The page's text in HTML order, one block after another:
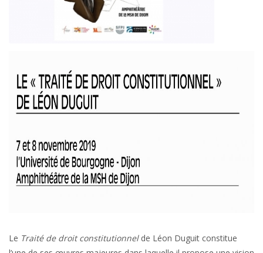
Le Traité de droit constitutionnelde Léon Duguit constitue